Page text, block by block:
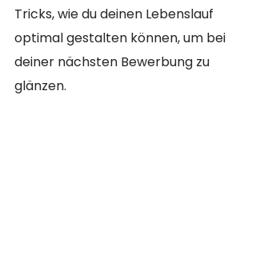
Tricks, wie du deinen Lebenslauf
optimal gestalten können, um bei
deiner nächsten Bewerbung zu
glänzen.